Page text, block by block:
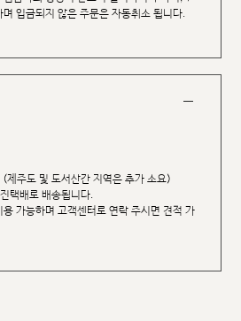
입금되지 않은 주문은 자동취소 됩니다.
제주도 및 도서산간 지역은 추가 소요)
택배로 배송됩니다.
가능하며 고객센터로 연락 주시면 견적 가